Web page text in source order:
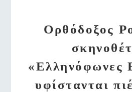
Ορθόδοξος
«Ελληνόφωνες
υφίστανται